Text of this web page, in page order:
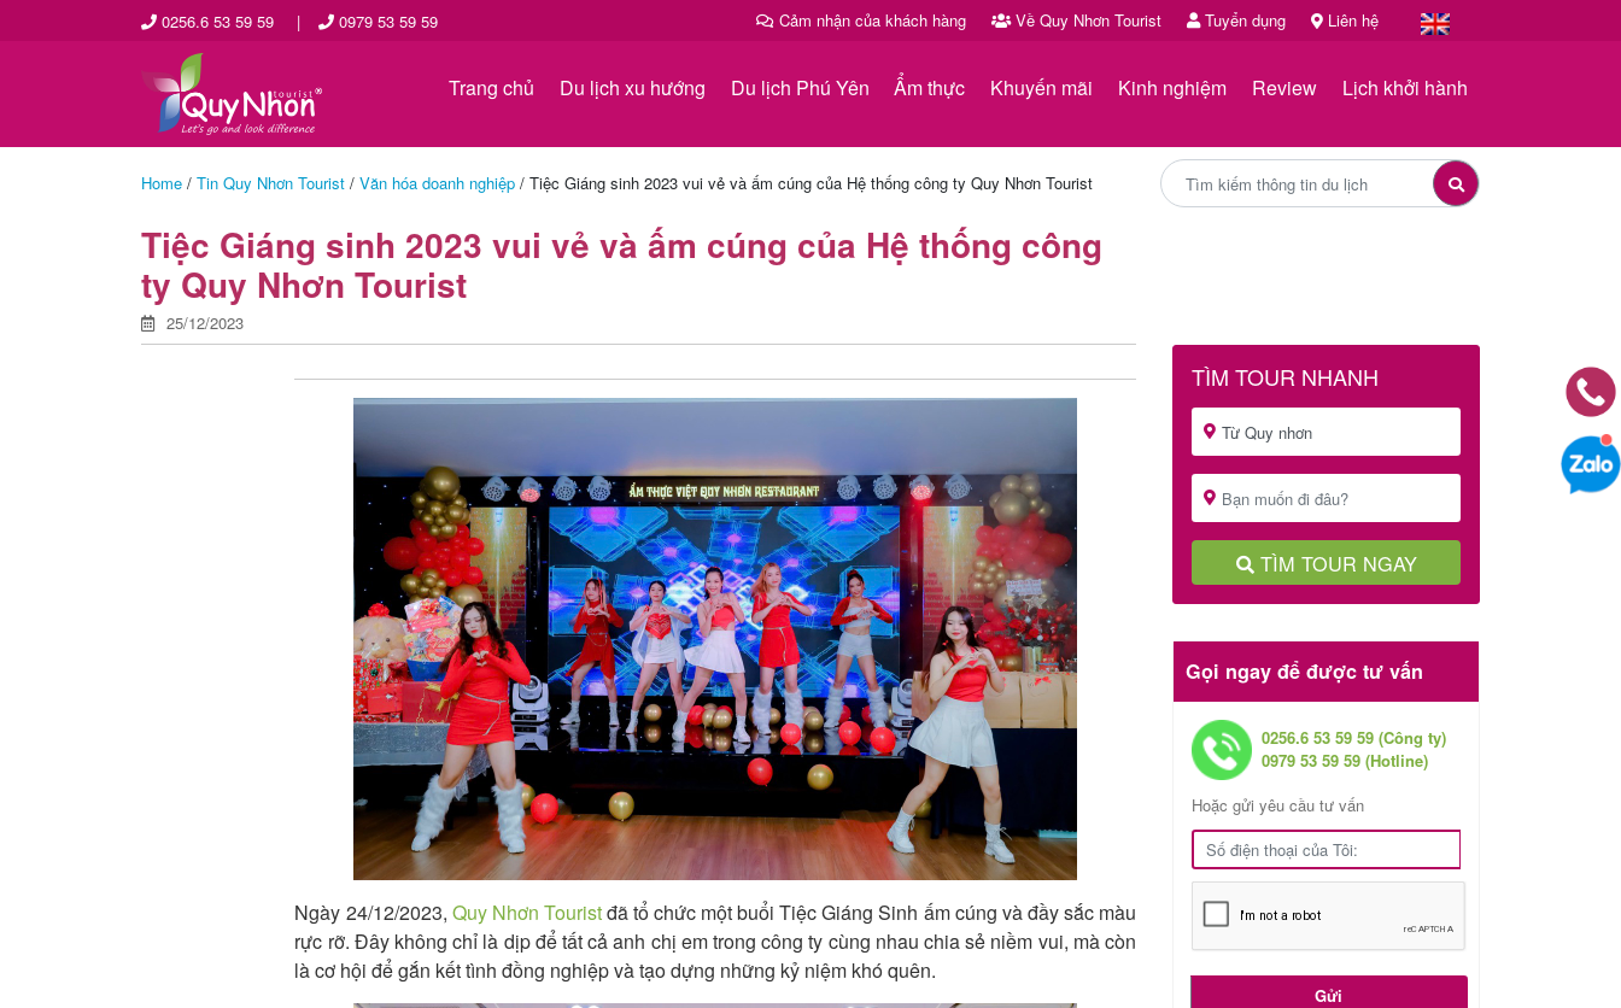
0256.6 53 59 59 | 0979 53 59 59 Cảm nhận của khách hàng Về Quy Nhơn Tourist Tuyển dụng Liên hệ
Trang chủ Du lịch xu hướng Du lịch Phú Yên Ẩm thực Khuyến mãi Kinh nghiệm Review Lịch khởi hành
Home / Tin Quy Nhơn Tourist / Văn hóa doanh nghiệp / Tiệc Giáng sinh 2023 vui vẻ và ấm cúng của Hệ thống công ty Quy Nhơn Tourist
Tiệc Giáng sinh 2023 vui vẻ và ấm cúng của Hệ thống công
ty Quy Nhơn Tourist
25/12/2023
Ngày 24/12/2023, Quy Nhơn Touristđã tổ chức một buổi Tiệc Giáng Sinh ấm cúng và đầy sắc màu
rực rỡ. Đây không chỉ là dịp để tất cả anh chị em trong công ty cùng nhau chia sẻ niềm vui, mà còn
là cơ hội để gắn kết tình đồng nghiệp và tạo dựng những kỷ niệm khó quên.
TÌM TOUR NHANH
TÌM TOUR NGAY
Gọi ngay để được tư vấn
0256.6 53 59 59 (Công ty)
0979 53 59 59 (Hotline)
Hoặc gửi yêu cầu tư vấn
Gửi